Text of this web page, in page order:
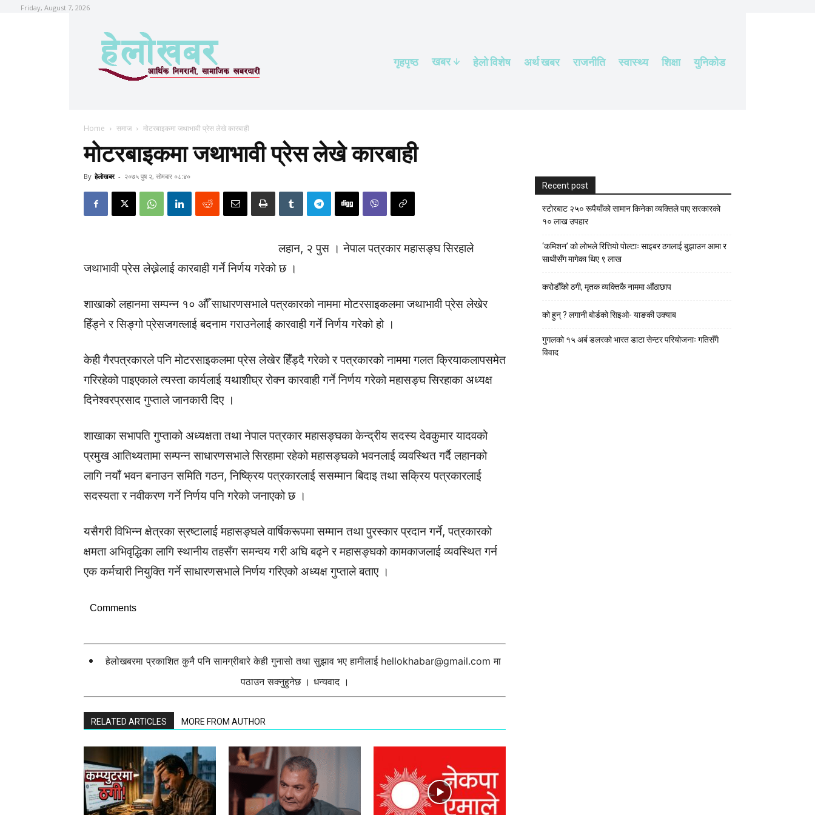
Friday, August 7, 2026
गृहपृष्ठ खबर हेलाे विशेष अर्थ खबर राजनीति स्वास्थ्य शिक्षा युनिकोड
Home समाज मोटरबाइकमा जथाभावी प्रेस लेखे कारबाही
मोटरबाइकमा जथाभावी प्रेस लेखे कारबाही
By हेलाेखबर - २०७५ पुष २, सोमबार ०८:४०
लहान, २ पुस । नेपाल पत्रकार महासङ्घ सिरहाले
जथाभावी प्रेस लेख्नेलाई कारबाही गर्ने निर्णय गरेको छ ।
शाखाको लहानमा सम्पन्न १० औँ साधारणसभाले पत्रकारको नाममा मोटरसाइकलमा जथाभावी प्रेस लेखेर
हिँड्ने र सिङ्गो प्रेसजगत्लाई बदनाम गराउनेलाई कारवाही गर्ने निर्णय गरेको हो ।
केही गैरपत्रकारले पनि मोटरसाइकलमा प्रेस लेखेर हिँड्दै गरेको र पत्रकारको नाममा गलत क्रियाकलापसमेत
गरिरहेको पाइएकाले त्यस्ता कार्यलाई यथाशीघ्र रोक्न कारवाही गर्ने निर्णय गरेको महासङ्घ सिरहाका अध्यक्ष
दिनेश्वरप्रसाद गुप्ताले जानकारी दिए ।
शाखाका सभापति गुप्ताको अध्यक्षता तथा नेपाल पत्रकार महासङ्घका केन्द्रीय सदस्य देवकुमार यादवको
प्रमुख आतिथ्यतामा सम्पन्न साधारणसभाले सिरहामा रहेको महासङ्घको भवनलाई व्यवस्थित गर्दै लहानको
लागि नयाँ भवन बनाउन समिति गठन, निष्क्रिय पत्रकारलाई ससम्मान बिदाइ तथा सक्रिय पत्रकारलाई
सदस्यता र नवीकरण गर्ने निर्णय पनि गरेको जनाएको छ ।
यसैगरी विभिन्न क्षेत्रका स्रष्टालाई महासङ्घले वार्षिकरूपमा सम्मान तथा पुरस्कार प्रदान गर्ने, पत्रकारको
क्षमता अभिवृद्धिका लागि स्थानीय तहसँग समन्वय गरी अघि बढ्ने र महासङ्घको कामकाजलाई व्यवस्थित गर्न
एक कर्मचारी नियुक्ति गर्ने साधारणसभाले निर्णय गरिएको अध्यक्ष गुप्ताले बताए ।
Comments
हेलोखबरमा प्रकाशित कुनै पनि सामग्रीबारे केही गुनासो तथा सुझाव भए हामीलाई hellokhabar@gmail.com मा
पठाउन सक्नुहुनेछ । धन्यवाद ।
RELATED ARTICLES MORE FROM AUTHOR
Recent post
स्टाेरबाट २५० रूपैयाँको सामान किनेका व्यक्तिले पाए सरकारको
१० लाख उपहार
‘कमिशन’ को लोभले रित्तियो पोल्टाः साइबर ठगलाई बुझाउन आमा र
साथीसँग मागेका थिए ९ लाख
करोडौँको ठगी, मृतक व्यक्तिकै नाममा औंठाछाप
को हुन् ? लगानी बोर्डको सिइओ- याङकी उक्याब
गुगलको १५ अर्ब डलरको भारत डाटा सेन्टर परियोजनाः गतिसँगै
विवाद